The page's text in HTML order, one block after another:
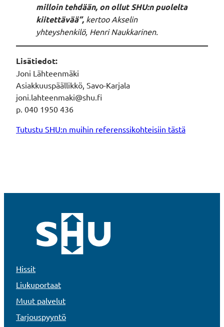
milloin tehdään, on ollut SHU:n puolelta
kiitettävää”, kertoo Akselin
yhteyshenkilö, Henri Naukkarinen.
Lisätiedot:
Joni Lähteenmäki
Asiakkuuspäällikkö, Savo-Karjala
joni.lahteenmaki@shu.fi
p. 040 1950 436
Tutustu SHU:n muihin referenssikohteisiin tästä
Hissit
Liukuportaat
Muut palvelut
Tarjouspyyntö